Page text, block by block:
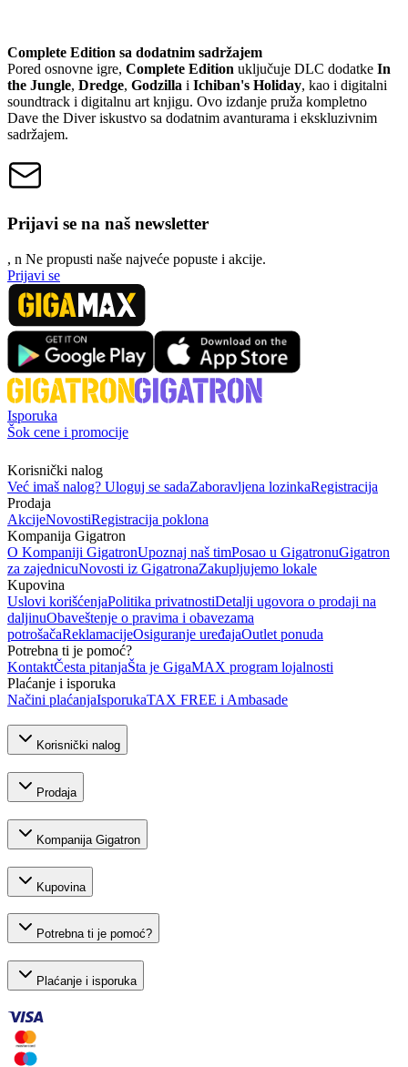
Complete Edition sa dodatnim sadržajem
Pored osnovne igre, Complete Edition uključuje DLC dodatke In
the Jungle, Dredge, Godzilla i Ichiban's Holiday, kao i digitalni
soundtrack i digitalnu art knjigu. Ovo izdanje pruža kompletno
Dave the Diver iskustvo sa dodatnim avanturama i ekskluzivnim
sadržajem.
Prijavi se na naš newsletter
, n Ne propusti naše najveće popuste i akcije.
Prijavi se
Isporuka
Šok cene i promocije
Korisnički nalog
Već imaš nalog? Uloguj se sadaZaboravljena lozinkaRegistracija
Prodaja
AkcijeNovostiRegistracija poklona
Kompanija Gigatron
O Kompaniji GigatronUpoznaj naš timPosao u GigatronuGigatron
za zajednicuNovosti iz GigatronaZakupljujemo lokale
Kupovina
Uslovi korišćenjaPolitika privatnostiDetalji ugovora o prodaji na
daljinuObaveštenje o pravima i obavezama
potrošačaReklamacijeOsiguranje uređajaOutlet ponuda
Potrebna ti je pomoć?
KontaktČesta pitanjaŠta je GigaMAX program lojalnosti
Plaćanje i isporuka
Načini plaćanjaIsporukaTAX FREE i Ambasade
Korisnički nalog
Prodaja
Kompanija Gigatron
Kupovina
Potrebna ti je pomoć?
Plaćanje i isporuka